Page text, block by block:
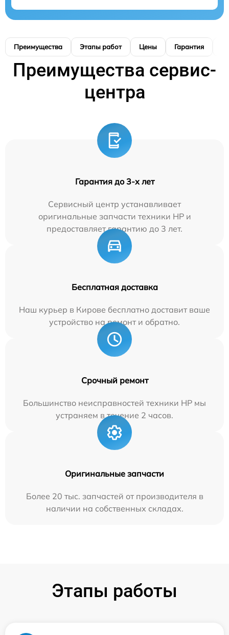
Преимущества Этапы работ Цены Гарантия
Преимущества сервис-
центра
Гарантия до 3-х лет
Сервисный центр устанавливает
оригинальные запчасти техники HP и
предоставляет гарантию до 3 лет.
Бесплатная доставка
Наш курьер в Кирове бесплатно доставит ваше
устройство на ремонт и обратно.
Срочный ремонт
Большинство неисправностей техники HP мы
устраняем в течение 2 часов.
Оригинальные запчасти
Более 20 тыс. запчастей от производителя в
наличии на собственных складах.
Этапы работы